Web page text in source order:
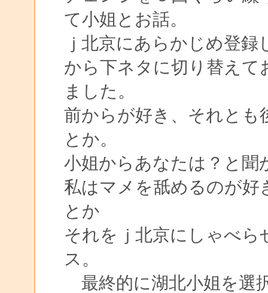
て小姐とお話。
ｊ北京にあらかじめ登
から下ネタに切り替えて
ました。
前からが好き、それとも
とか。
小姐からあなたは？と聞
私はマメを舐めるのが好
とか
それをｊ北京にしゃべ
ス。
最終的に湖北小姐を選